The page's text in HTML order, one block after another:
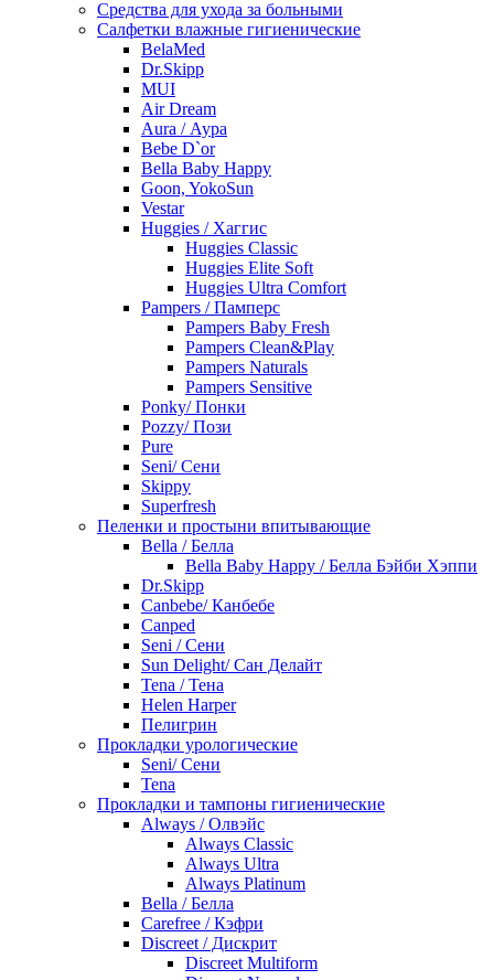
Средства для ухода за больными
Салфетки влажные гигиенические
BelaMed
Dr.Skipp
MUI
Air Dream
Aura / Аура
Bebe D`or
Bella Baby Happy
Goon, YokoSun
Vestar
Huggies / Хаггис
Huggies Classic
Huggies Elite Soft
Huggies Ultra Comfort
Pampers / Памперс
Pampers Baby Fresh
Pampers Clean&Play
Pampers Naturals
Pampers Sensitive
Ponky/ Понки
Pozzy/ Пози
Pure
Seni/ Сени
Skippy
Superfresh
Пеленки и простыни впитывающие
Bella / Белла
Bella Baby Happy / Белла Бэйби Хэппи
Dr.Skipp
Canbebe/ Канбебе
Canped
Seni / Сени
Sun Delight/ Сан Делайт
Tena / Тена
Helen Harper
Пелигрин
Прокладки урологические
Seni/ Сени
Tena
Прокладки и тампоны гигиенические
Always / Олвэйс
Always Classic
Always Ultra
Always Platinum
Bella / Белла
Carefree / Кэфри
Discreet / Дискрит
Discreet Multiform